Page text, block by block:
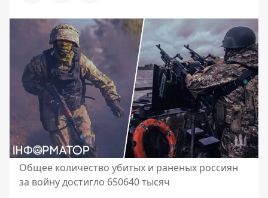
Общее количество убитых и раненых россиян
за войну достигло 650640 тысяч